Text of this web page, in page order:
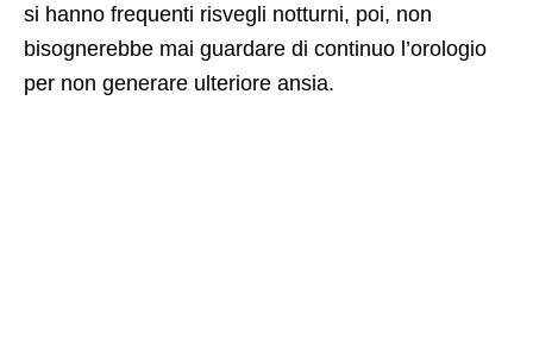
si hanno frequenti risvegli notturni, poi, non
bisognerebbe mai guardare di continuo l’orologio
per non generare ulteriore ansia.
Ad